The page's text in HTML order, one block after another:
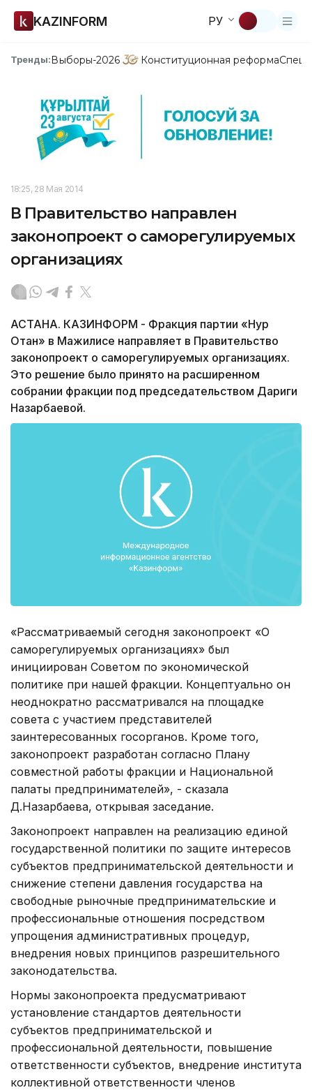
KAZINFORM РУ
Тренды:Выборы-2026 Конституционная реформа
18:25, 28 Мая 2014
В Правительство направлен
законопроект о саморегулируемых
организациях
АСТАНА. КАЗИНФОРМ - Фракция партии «Нур
Отан» в Мажилисе направляет в Правительство
законопроект о саморегулируемых организациях.
Это решение было принято на расширенном
собрании фракции под председательством Дариги
Назарбаевой.
«Рассматриваемый сегодня законопроект «О
саморегулируемых организациях» был
инициирован Советом по экономической
политике при нашей фракции. Концептуально он
неоднократно рассматривался на площадке
совета с участием представителей
заинтересованных госорганов. Кроме того,
законопроект разработан согласно Плану
совместной работы фракции и Национальной
палаты предпринимателей», - сказала
Д.Назарбаева, открывая заседание.
Законопроект направлен на реализацию единой
государственной политики по защите интересов
субъектов предпринимательской деятельности и
снижение степени давления государства на
свободные рыночные предпринимательские и
профессиональные отношения посредством
упрощения административных процедур,
внедрения новых принципов разрешительного
законодательства.
Нормы законопроекта предусматривают
установление стандартов деятельности
субъектов предпринимательской и
профессиональной деятельности, повышение
ответственности субъектов, внедрение института
коллективной ответственности членов